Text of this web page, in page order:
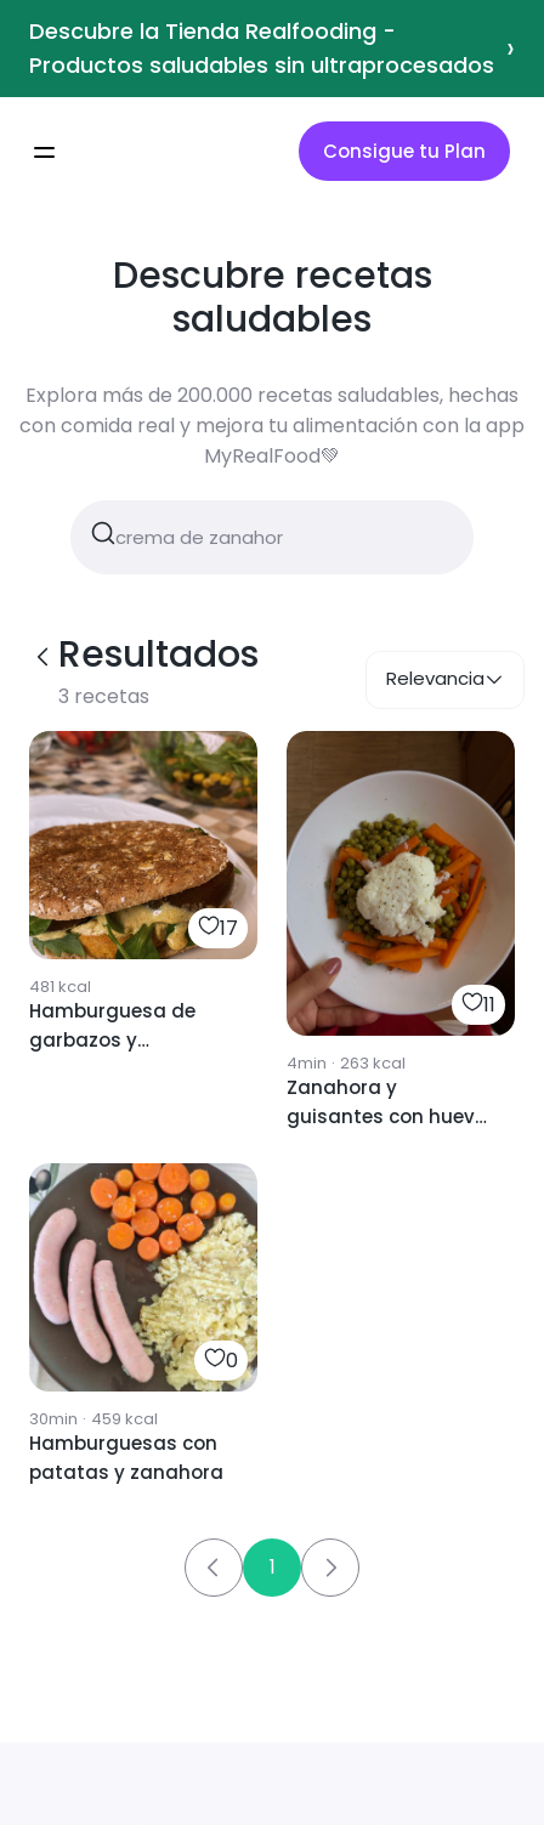
Descubre la Tienda Realfooding -
Productos saludables sin ultraprocesados ›
Consigue tu Plan
Descubre recetas
saludables
Explora más de 200.000 recetas saludables, hechas
con comida real y mejora tu alimentación con la app
MyRealFood💚
Resultados
3 recetas
Relevancia
17
481 kcal
Hamburguesa de
garbazos y
11
4min · 263 kcal
Zanahora y
guisantes con huevo
0
30min · 459 kcal
Hamburguesas con
patatas y zanahora
1